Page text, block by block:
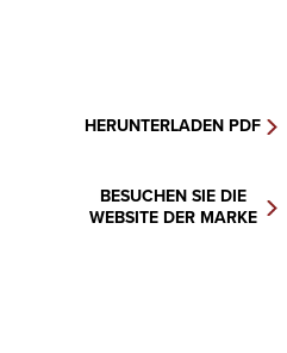
HERUNTERLADEN PDF
BESUCHEN SIE DIE
WEBSITE DER MARKE